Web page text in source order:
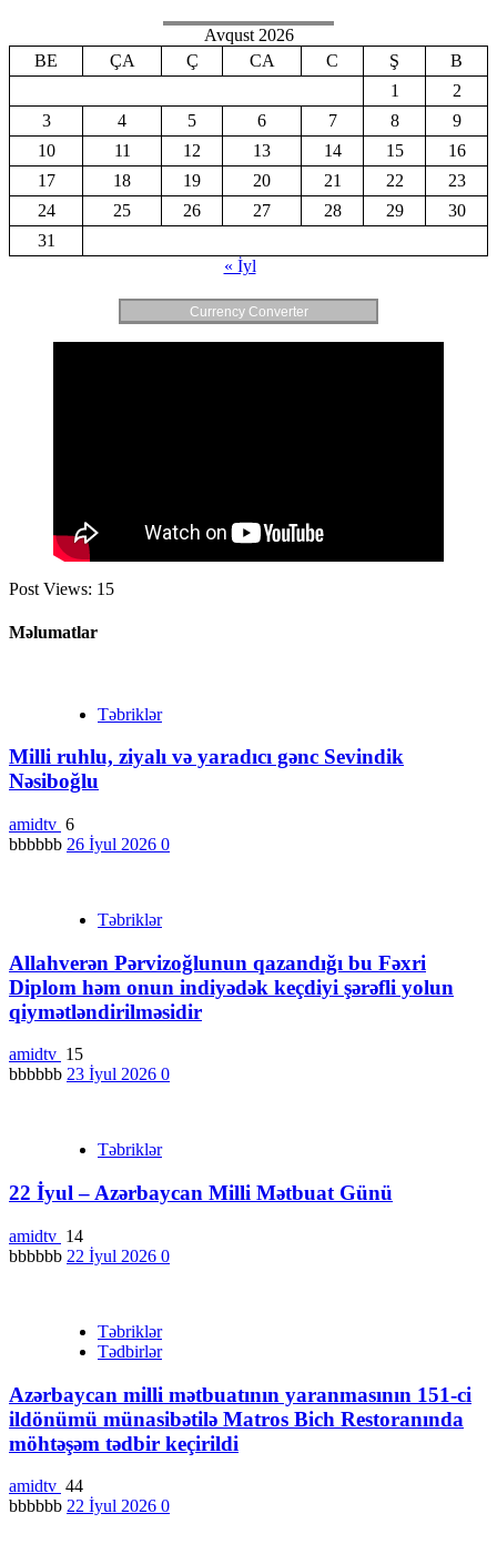
Avqust 2026
BE
ÇA Ç CA C Ş
B
1
2
3
4 5 6 7 8
9
10
11 12 13 14 15
16
17
18 19 20 21 22
23
24
25 26 27 28 29
30
31
« İyl
Currency Converter
Post Views: 15
Məlumatlar
Təbriklər
Milli ruhlu, ziyalı və yaradıcı gənc Sevindik
Nəsiboğlu
amidtv 6
bbbbbb 26 İyul 2026 0
Təbriklər
Allahverən Pərvizoğlunun qazandığı bu Fəxri
Diplom həm onun indiyədək keçdiyi şərəfli yolun
qiymətləndirilməsidir
amidtv 15
bbbbbb 23 İyul 2026 0
Təbriklər
22 İyul – Azərbaycan Milli Mətbuat Günü
amidtv 14
bbbbbb 22 İyul 2026 0
Təbriklər
Tədbirlər
Azərbaycan milli mətbuatının yaranmasının 151-ci
ildönümü münasibətilə Matros Bich Restoranında
möhtəşəm tədbir keçirildi
amidtv 44
bbbbbb 22 İyul 2026 0